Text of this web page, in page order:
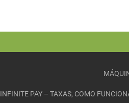
INFINITE PAY – TAXAS, COMO